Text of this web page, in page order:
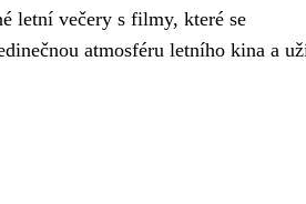
letní večery s filmy, které se
atmosféru letního kina a